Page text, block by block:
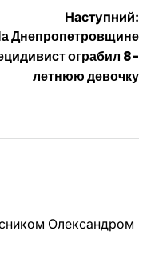
Наступний:
Днепропетровщине
ограбил 8-
летнюю девочку
Олександром